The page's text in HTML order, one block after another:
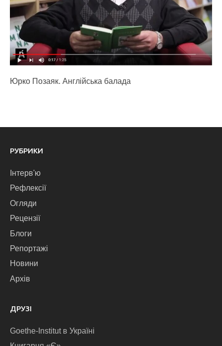
Юрко Позаяк. Англійська балада
РУБРИКИ
Інтерв'ю
Рефлексії
Огляди
Рецензії
Блоги
Репортажі
Новини
Архів
ДРУЗІ
Goethe-Institut в Україні